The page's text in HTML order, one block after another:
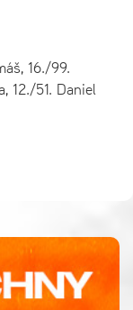
16./99.
12./51. Daniel